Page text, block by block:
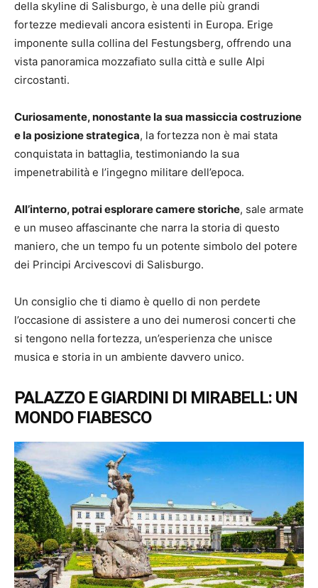
della skyline di Salisburgo, è una delle più grandi
fortezze medievali ancora esistenti in Europa. Erige
imponente sulla collina del Festungsberg, offrendo una
vista panoramica mozzafiato sulla città e sulle Alpi
circostanti.
Curiosamente, nonostante la sua massiccia costruzione
e la posizione strategica, la fortezza non è mai stata
conquistata in battaglia, testimoniando la sua
impenetrabilità e l’ingegno militare dell’epoca.
All’interno, potrai esplorare camere storiche, sale armate
e un museo affascinante che narra la storia di questo
maniero, che un tempo fu un potente simbolo del potere
dei Principi Arcivescovi di Salisburgo.
Un consiglio che ti diamo è quello di non perdete
l’occasione di assistere a uno dei numerosi concerti che
si tengono nella fortezza, un’esperienza che unisce
musica e storia in un ambiente davvero unico.
PALAZZO E GIARDINI DI MIRABELL: UN
MONDO FIABESCO